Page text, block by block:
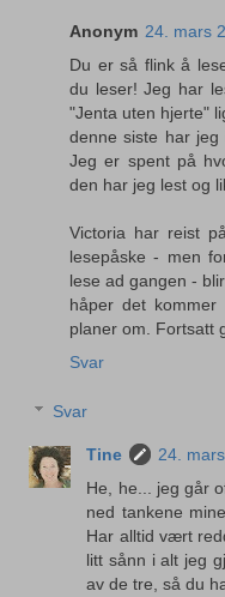
Anonym 24. mars
Du er så flink å
du leser! Jeg har
"Jenta uten hjerte"
denne siste har
Jeg er spent på
den har jeg lest og
Victoria har reist
lesepåske - men
lese ad gangen -
håper det
planer om. Fortsatt
Svar
Svar
Tine
24.
He, he... jeg går
ned tankene
Har alltid vært
litt sånn i alt jeg
av de tre, så du